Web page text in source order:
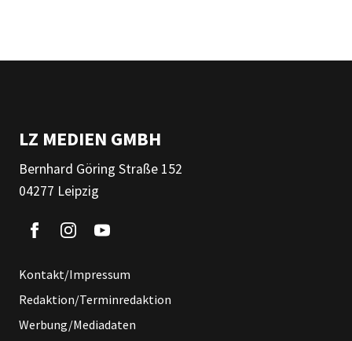
LZ MEDIEN GMBH
Bernhard Göring Straße 152
04277 Leipzig
Kontakt/Impressum
Redaktion/Terminredaktion
Werbung/Mediadaten